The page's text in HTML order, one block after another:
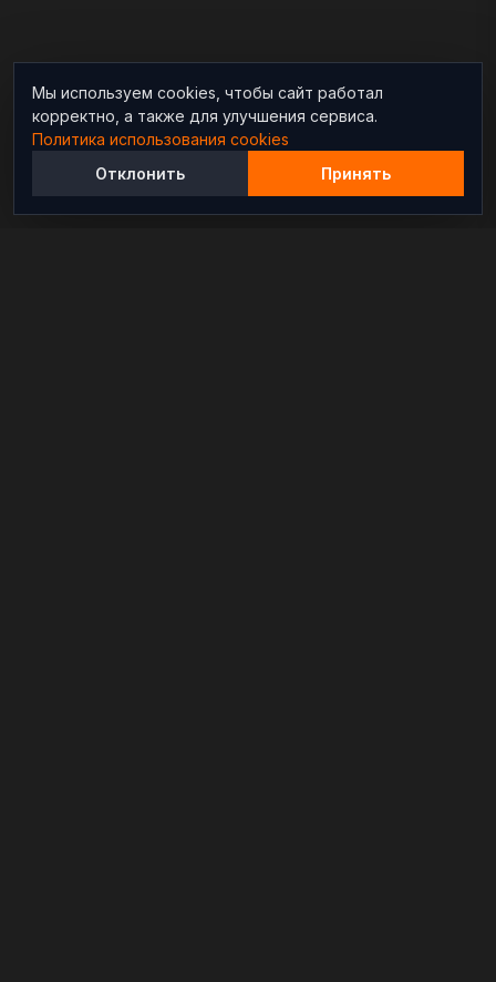
Мы используем cookies, чтобы сайт работал
корректно, а также для улучшения сервиса.
Политика использования cookies
Отклонить
Принять